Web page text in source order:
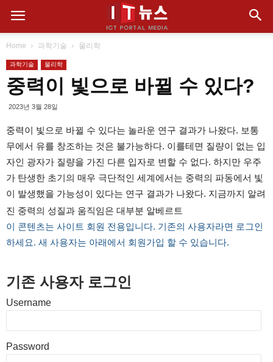
Home 과학기술 물리학
과학기술 물리학
중력이 빛으로 바뀔 수 있다?
2023년 3월 28일
중력이 빛으로 바뀔 수 있다는 놀라운 연구 결과가 나왔다. 보통
무에서 유를 창조하는 것은 불가능하다. 이를테면 질량이 없는 입
자인 광자가 질량을 가진 다른 입자로 변할 수 없다. 하지만 우주
가 탄생한 초기의 매우 극단적인 세계에서는 중력의 파동에서 빛
이 발생했을 가능성이 있다는 연구 결과가 나왔다. 지금까지 알려
진 중력의 성질과 움직임은 대부분 알베르트
이 콘텐츠는 사이트 회원 전용입니다. 기존의 사용자라면 로그인
하세요. 새 사용자는 아래에서 회원가입 할 수 있습니다.
기존 사용자 로그인
Username
Password